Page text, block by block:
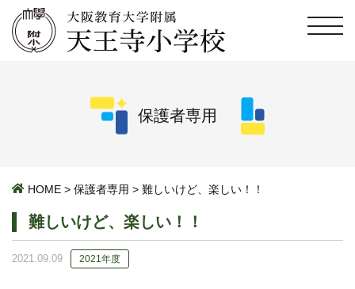
保護者専用
HOME > 保護者専用 > 難しいけど、楽しい！！
難しいけど、楽しい！！
2021.09.09 2021年度